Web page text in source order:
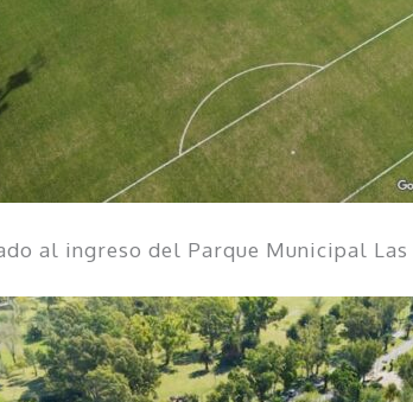
al ingreso del Parque Municipal